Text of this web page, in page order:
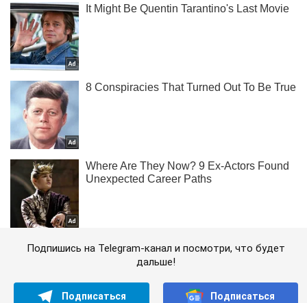
Подпишись на Telegram-канал и посмотри, что будет
дальше!
Подписаться Подписаться